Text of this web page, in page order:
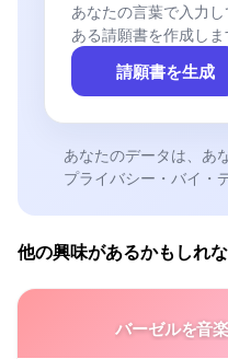
あなたの言葉で入力
ある請願書を作成しま
請願書を生成
あなたのデータは、あ
プライバシー・バイ・
他の興味があるかもしれ
バーゼルを音